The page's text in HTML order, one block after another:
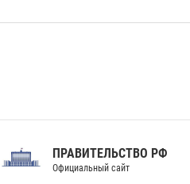
ПРАВИТЕЛЬСТВО РФ
Официальный сайт